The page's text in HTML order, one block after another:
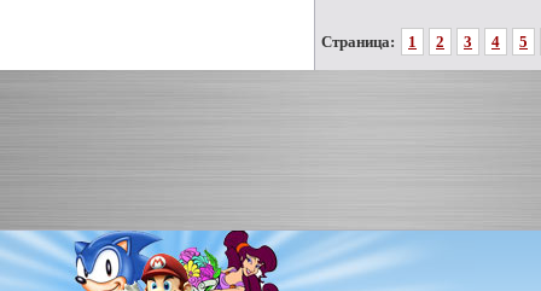
Страница: 1 2 3 4 5